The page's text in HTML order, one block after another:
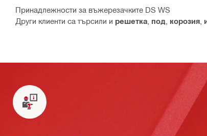
Принадлежности за въжерезачките DS WS
Други клиенти са търсили и решетка под корозия